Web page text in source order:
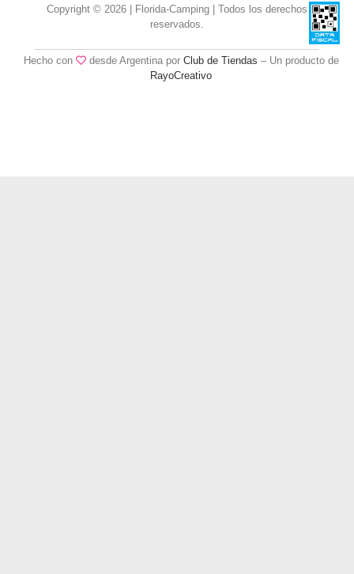
Copyright © 2026 | Florida-Camping | Todos los derechos
reservados.
Hecho con desde Argentina por Club de Tiendas – Un producto de
RayoCreativo